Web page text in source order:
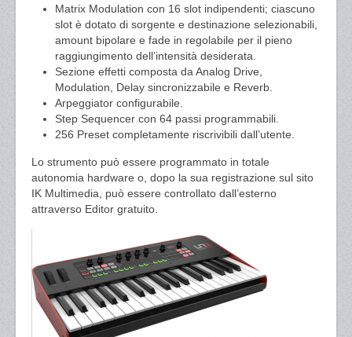
Matrix Modulation con 16 slot indipendenti; ciascuno
slot è dotato di sorgente e destinazione selezionabili,
amount bipolare e fade in regolabile per il pieno
raggiungimento dell’intensità desiderata.
Sezione effetti composta da Analog Drive,
Modulation, Delay sincronizzabile e Reverb.
Arpeggiator configurabile.
Step Sequencer con 64 passi programmabili.
256 Preset completamente riscrivibili dall’utente.
Lo strumento può essere programmato in totale
autonomia hardware o, dopo la sua registrazione sul sito
IK Multimedia, può essere controllato dall’esterno
attraverso Editor gratuito.